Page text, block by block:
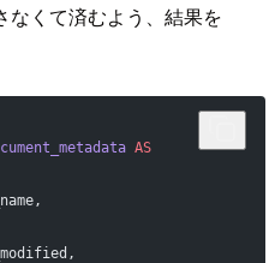
なくて済むよう、結果を
AS